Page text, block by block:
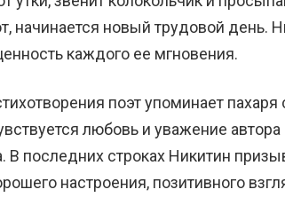
начинается новый трудовой день.
каждого ее мгновения.
поэт упоминает
любовь и уважение
В последних строках Никитин
настроения, позитивного